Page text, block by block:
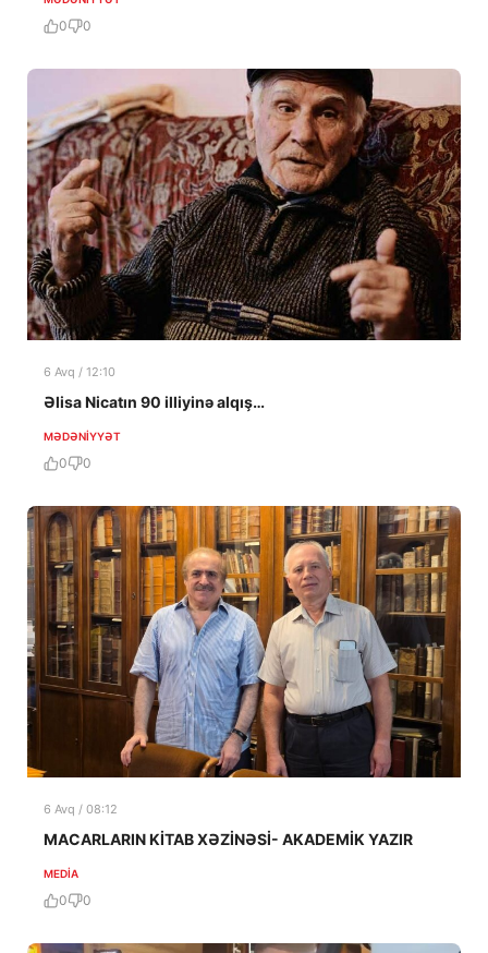
0 0
6 Avq / 12:10
Əlisa Nicatın 90 illiyinə alqış…
MƏDƏNIYYƏT
0 0
6 Avq / 08:12
MACARLARIN KİTAB XƏZİNƏSİ- AKADEMİK YAZIR
MEDİA
0 0